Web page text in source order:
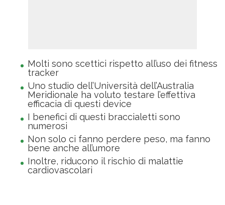
Molti sono scettici rispetto all’uso dei fitness
tracker
Uno studio dell’Università dell’Australia
Meridionale ha voluto testare l’effettiva
efficacia di questi device
I benefici di questi braccialetti sono
numerosi
Non solo ci fanno perdere peso, ma fanno
bene anche all’umore
Inoltre, riducono il rischio di malattie
cardiovascolari